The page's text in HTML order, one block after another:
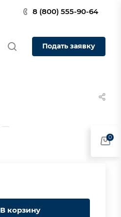
8 (800) 555-90-64
Подать заявку
—
В корзину
0